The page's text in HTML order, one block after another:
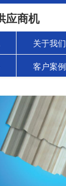
应商机
关于我们
客户案例